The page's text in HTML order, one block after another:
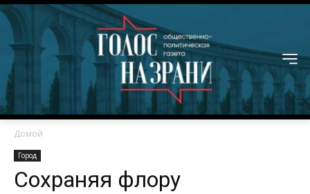
Домой
Город
Сохраняя флору